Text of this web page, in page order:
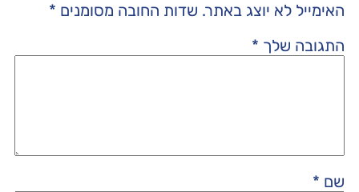
האימייל לא יוצג באתר. שדות החובה מסומנים *
התגובה שלך *
שם *